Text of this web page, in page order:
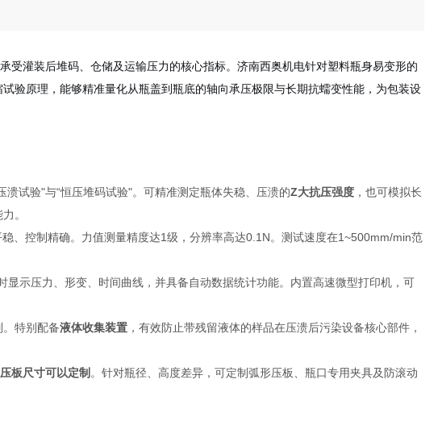
灌装后堆码、仓储及运输压力的核心指标。济南西奥机电针对塑料瓶身易变形的
验原理，能够精准量化从瓶盖到瓶底的轴向承压极限与长期抗蠕变性能，为包装设
溃试验"与“恒压堆码试验"。可精准测定瓶体失稳、压溃的Z大抗压强度 ，也可模拟长
。
、控制精确。力值测量精度达1级，分辨率高达0.1N。测试速度在1~500mm/min范
显示压力、形变、时间曲线，并具备自动数据统计功能。内置高速微型打印机，可
。特别配备液体收集装置 ，有效防止带残留液体的样品在压溃后污染设备核心部件，
板尺寸可以定制 。针对瓶径、高度差异，可定制弧形压板、瓶口专用夹具及防滚动